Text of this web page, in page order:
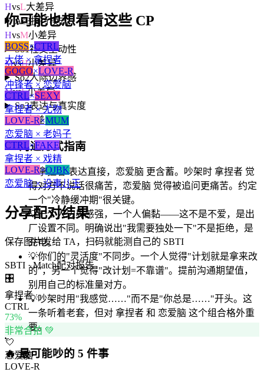
HvsL大差异
Ac3执行模式
HvsM小差异
So1社交主动性
MvsH小差异
So2人际边界感
MvsL小差异
So3表达与真实度
HvsL大差异
💬沟通方式指南
💡拿捏者 表达直接，恋爱脑 更含蓄。吵架时 拿捏者 觉
得对方不说话很痛苦，恋爱脑 觉得被追问更痛苦。约定
一个"冷静缓冲期"很关键。
💡一个人边界感强，一个人偏黏——这不是不爱，是出
厂设置不同。明确说出"我需要独处一下"不是拒绝，是
充电。
💡你们的"灵活度"不同步。一个人觉得"计划就是拿来改
的"，另一个觉得"改计划=不靠谱"。提前沟通期望值，
别用自己的标准量对方。
💡吵架时用"我感觉……"而不是"你总是……"开头。这
一条听着老套，但对 拿捏者 和 恋爱脑 这个组合格外重
要。
🔥最可能吵的 5 件事
你可能也想看看这些 CP
BOSS×CTRL
大佬 × 拿捏者
GOGO×LOVE-R
冲锋者 × 恋爱脑
CTRL×SEXY
拿捏者 × 尤物
LOVE-R×MUM
恋爱脑 × 老妈子
CTRL×FAKE
拿捏者 × 戏精
LOVE-R×OJBK
恋爱脑 × 没事儿王
分享配对结果
保存图片发给 TA，扫码就能测自己的 SBTI
SBTI · Match配对报告
🎛️
拿捏者
CTRL
73%
非常合拍 💚
💘
恋爱脑
LOVE-R